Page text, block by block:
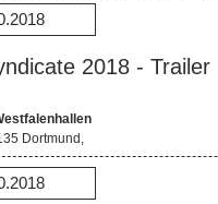
2018 - Trailer
Dortmund,